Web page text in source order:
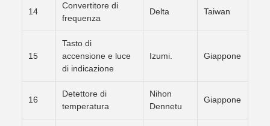
14
Convertitore di
frequenza
Delta Taiwan
15
Tasto di
accensione e luce
di indicazione
Izumi. Giappone
16
Detettore di
temperatura
Nihon
Dennetu
Giappone